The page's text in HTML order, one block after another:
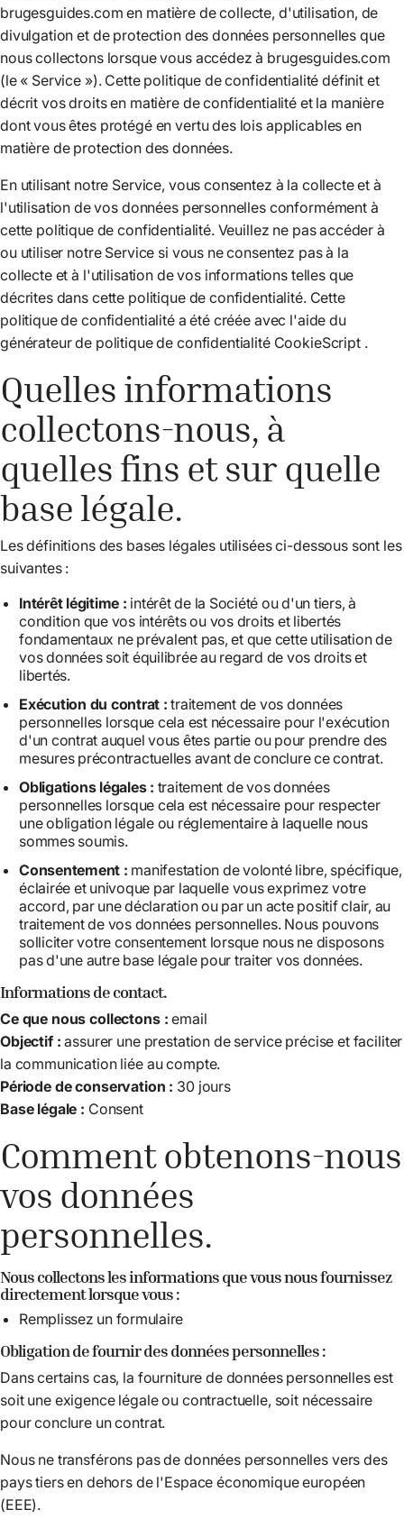
brugesguides.com en matière de collecte, d'utilisation, de
divulgation et de protection des données personnelles que
nous collectons lorsque vous accédez à brugesguides.com
(le « Service »). Cette politique de confidentialité définit et
décrit vos droits en matière de confidentialité et la manière
dont vous êtes protégé en vertu des lois applicables en
matière de protection des données.
En utilisant notre Service, vous consentez à la collecte et à
l'utilisation de vos données personnelles conformément à
cette politique de confidentialité. Veuillez ne pas accéder à
ou utiliser notre Service si vous ne consentez pas à la
collecte et à l'utilisation de vos informations telles que
décrites dans cette politique de confidentialité. Cette
politique de confidentialité a été créée avec l'aide du
générateur de politique de confidentialité CookieScript .
Quelles informations
collectons-nous, à
quelles fins et sur quelle
base légale.
Les définitions des bases légales utilisées ci-dessous sont les
suivantes :
Intérêt légitime : intérêt de la Société ou d'un tiers, à
condition que vos intérêts ou vos droits et libertés
fondamentaux ne prévalent pas, et que cette utilisation de
vos données soit équilibrée au regard de vos droits et
libertés.
Exécution du contrat : traitement de vos données
personnelles lorsque cela est nécessaire pour l'exécution
d'un contrat auquel vous êtes partie ou pour prendre des
mesures précontractuelles avant de conclure ce contrat.
Obligations légales : traitement de vos données
personnelles lorsque cela est nécessaire pour respecter
une obligation légale ou réglementaire à laquelle nous
sommes soumis.
Consentement : manifestation de volonté libre, spécifique,
éclairée et univoque par laquelle vous exprimez votre
accord, par une déclaration ou par un acte positif clair, au
traitement de vos données personnelles. Nous pouvons
solliciter votre consentement lorsque nous ne disposons
pas d'une autre base légale pour traiter vos données.
Informations de contact.
Ce que nous collectons : email
Objectif : assurer une prestation de service précise et faciliter
la communication liée au compte.
Période de conservation : 30 jours
Base légale : Consent
Comment obtenons-nous
vos données
personnelles.
Nous collectons les informations que vous nous fournissez
directement lorsque vous :
Remplissez un formulaire
Obligation de fournir des données personnelles :
Dans certains cas, la fourniture de données personnelles est
soit une exigence légale ou contractuelle, soit nécessaire
pour conclure un contrat.
Nous ne transférons pas de données personnelles vers des
pays tiers en dehors de l'Espace économique européen
(EEE).